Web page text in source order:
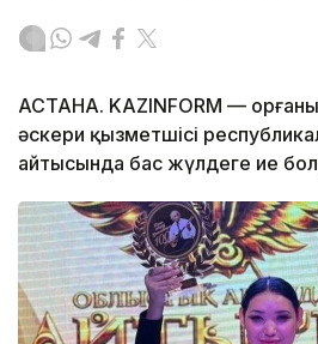
АСТАНА. KAZINFORM —
әскери қызметшісі
айтысында бас жүлдеге ие